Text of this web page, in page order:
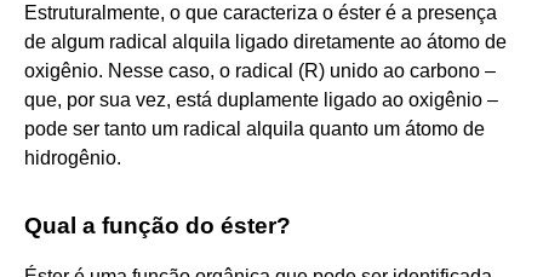
Estruturalmente, o que caracteriza o éster é a presença
de algum radical alquila ligado diretamente ao átomo de
oxigênio. Nesse caso, o radical (R) unido ao carbono –
que, por sua vez, está duplamente ligado ao oxigênio –
pode ser tanto um radical alquila quanto um átomo de
hidrogênio.
Qual a função do éster?